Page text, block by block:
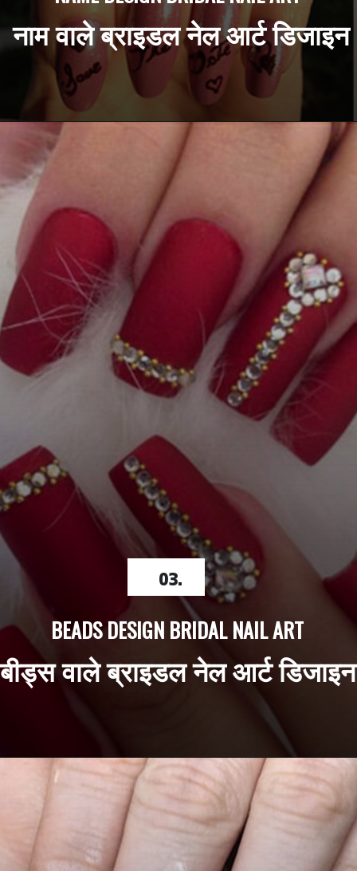
नाम वाले ब्राइडल नेल आर्ट डिजाइन
BEADS DESIGN BRIDAL NAIL ART
बीड्स वाले ब्राइडल नेल आर्ट डिजाइन
03.